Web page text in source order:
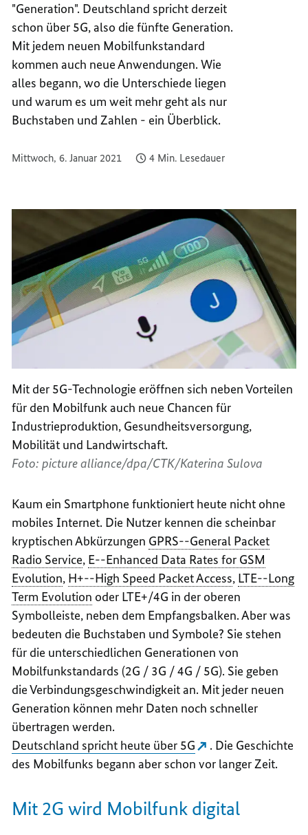
"Generation". Deutschland spricht derzeit
schon über 5G, also die fünfte Generation.
Mit jedem neuen Mobilfunkstandard
kommen auch neue Anwendungen. Wie
alles begann, wo die Unterschiede liegen
und warum es um weit mehr geht als nur
Buchstaben und Zahlen - ein Überblick.
Mittwoch, 6. Januar 2021 4 Min. Lesedauer
Mit der 5G-Technologie eröffnen sich neben Vorteilen
für den Mobilfunk auch neue Chancen für
Industrieproduktion, Gesundheitsversorgung,
Mobilität und Landwirtschaft.
Foto: picture alliance/dpa/CTK/Katerina Sulova
Kaum ein Smartphonefunktioniert heute nicht ohne
mobiles Internet. Die Nutzer kennen die scheinbar
kryptischen Abkürzungen GPRS--General Packet
Radio Service, E--Enhanced Data Rates for GSM
Evolution, H+--High Speed Packet Access, LTE--Long
Term Evolution oder LTE+/4G in der oberen
Symbolleiste, neben dem Empfangsbalken. Aber was
bedeuten die Buchstaben und Symbole? Sie stehen
für die unterschiedlichen Generationen von
Mobilfunkstandards (2G / 3G / 4G / 5G). Sie geben
die Verbindungsgeschwindigkeit an. Mit jeder neuen
Generation können mehr Daten noch schneller
übertragen werden.
Deutschland spricht heute über 5G
. Die Geschichte
des Mobilfunks begann aber schon vor langer Zeit.
Mit 2G wird Mobilfunk digital